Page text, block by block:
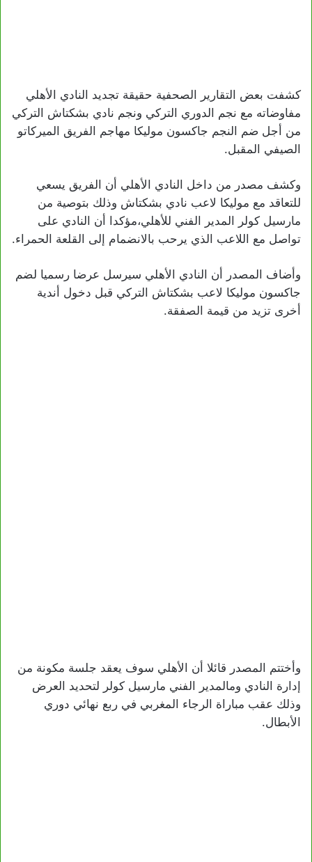
كشفت بعض التقارير الصحفية حقيقة تجديد النادي الأهلي
مفاوضاته مع نجم الدوري التركي ونجم نادي بشكتاش التركي
من أجل ضم النجم جاكسون موليكا مهاجم الفريق الميركاتو
الصيفي المقبل.
وكشف مصدر من داخل النادي الأهلي أن الفريق يسعي
للتعاقد مع موليكا لاعب نادي بشكتاش وذلك بتوصية من
مارسيل كولر المدير الفني للأهلي،مؤكدا أن النادي على
تواصل مع اللاعب الذي يرحب بالانضمام إلى القلعة الحمراء.
وأضاف المصدر أن النادي الأهلي سيرسل عرضا رسميا لضم
جاكسون موليكا لاعب بشكتاش التركي قبل دخول أندية
أخرى تزيد من قيمة الصفقة.
وأختتم المصدر قائلا أن الأهلي سوف يعقد جلسة مكونة من
إدارة النادي ومالمدير الفني مارسيل كولر لتحديد العرض
وذلك عقب مباراة الرجاء المغربي في ربع نهائي دوري
الأبطال.